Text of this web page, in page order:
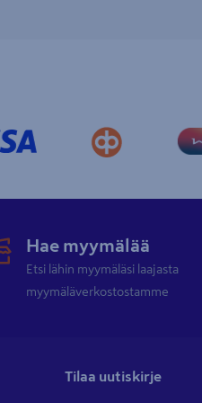
Hae myymälää
Etsi lähin myymäläsi laajasta
myymäläverkostostamme
Tilaa uutiskirje